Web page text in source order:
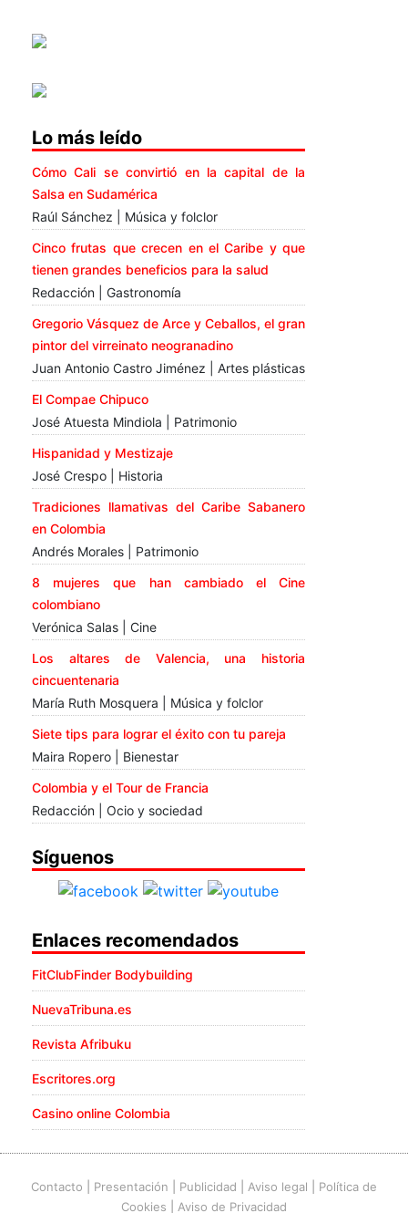
Lo más leído
Cómo Cali se convirtió en la capital de la
Salsa en Sudamérica
Raúl Sánchez | Música y folclor
Cinco frutas que crecen en el Caribe y que
tienen grandes beneficios para la salud
Redacción | Gastronomía
Gregorio Vásquez de Arce y Ceballos, el gran
pintor del virreinato neogranadino
Juan Antonio Castro Jiménez | Artes plásticas
El Compae Chipuco
José Atuesta Mindiola | Patrimonio
Hispanidad y Mestizaje
José Crespo | Historia
Tradiciones llamativas del Caribe Sabanero
en Colombia
Andrés Morales | Patrimonio
8 mujeres que han cambiado el Cine
colombiano
Verónica Salas | Cine
Los altares de Valencia, una historia
cincuentenaria
María Ruth Mosquera | Música y folclor
Siete tips para lograr el éxito con tu pareja
Maira Ropero | Bienestar
Colombia y el Tour de Francia
Redacción | Ocio y sociedad
Síguenos
Enlaces recomendados
FitClubFinder Bodybuilding
NuevaTribuna.es
Revista Afribuku
Escritores.org
Casino online Colombia
Contacto Presentación Publicidad Aviso legal
Política de
Cookies
Aviso de Privacidad